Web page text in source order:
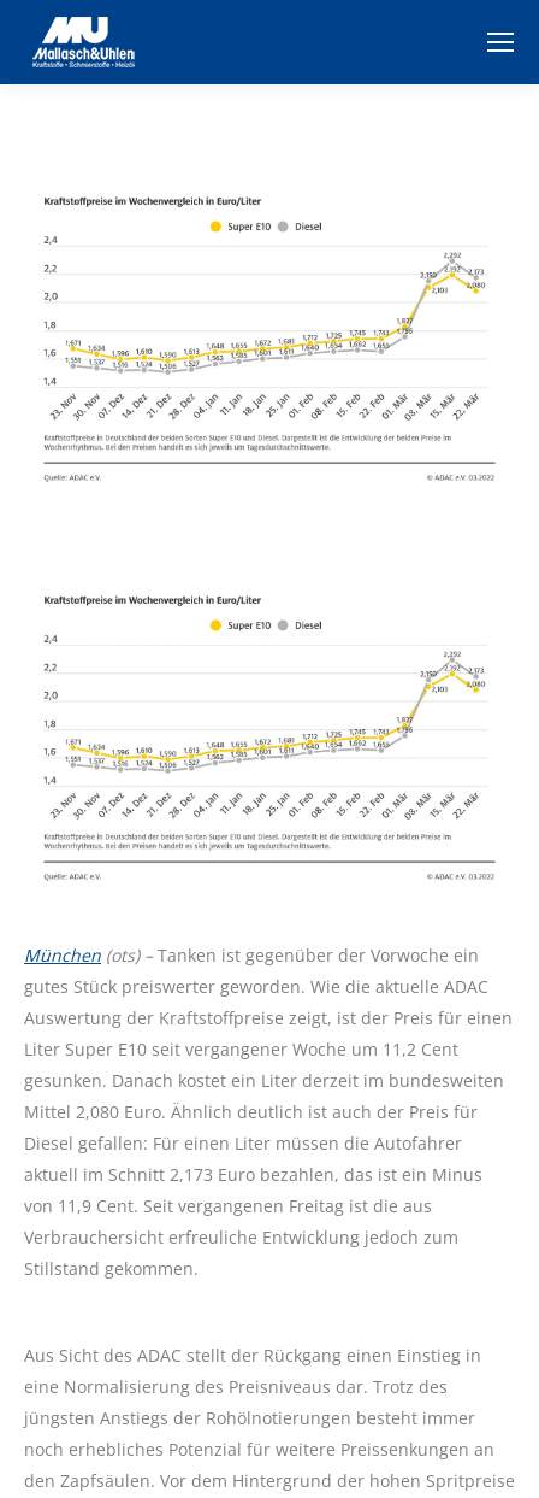
München (ots) –Tanken ist gegenüber der Vorwoche ein
gutes Stück preiswerter geworden. Wie die aktuelle ADAC
Auswertung der Kraftstoffpreise zeigt, ist der Preis für einen
Liter Super E10 seit vergangener Woche um 11,2 Cent
gesunken. Danach kostet ein Liter derzeit im bundesweiten
Mittel 2,080 Euro. Ähnlich deutlich ist auch der Preis für
Diesel gefallen: Für einen Liter müssen die Autofahrer
aktuell im Schnitt 2,173 Euro bezahlen, das ist ein Minus
von 11,9 Cent. Seit vergangenen Freitag ist die aus
Verbrauchersicht erfreuliche Entwicklung jedoch zum
Stillstand gekommen.
Aus Sicht des ADAC stellt der Rückgang einen Einstieg in
eine Normalisierung des Preisniveaus dar. Trotz des
jüngsten Anstiegs der Rohölnotierungen besteht immer
noch erhebliches Potenzial für weitere Preissenkungen an
den Zapfsäulen. Vor dem Hintergrund der hohen Spritpreise